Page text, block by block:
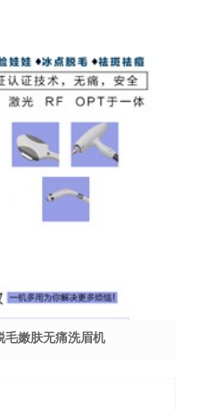
毛嫩肤无痛洗眉机